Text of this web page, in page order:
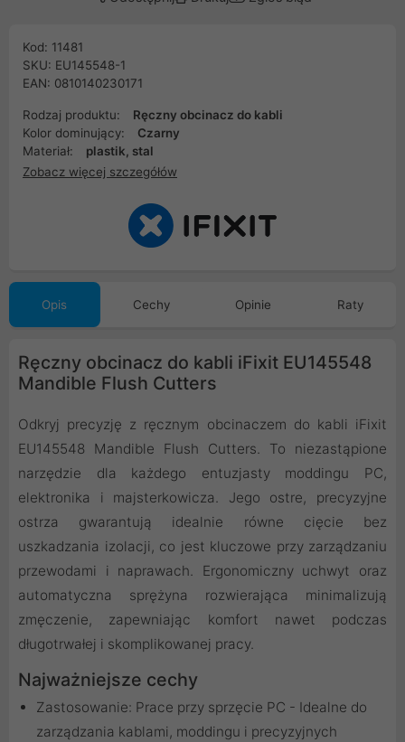
Kod: 11481
SKU: EU145548-1
EAN: 0810140230171
Rodzaj produktu:
Ręczny obcinacz do kabli
Kolor dominujący:
Czarny
Materiał:
plastik, stal
Zobacz więcej szczegółów
Opis Cechy Opinie Raty
Ręczny obcinacz do kabli iFixit EU145548
Mandible Flush Cutters
Odkryj precyzję z ręcznym obcinaczem do kabli iFixit
EU145548 Mandible Flush Cutters. To niezastąpione
narzędzie dla każdego entuzjasty moddingu PC,
elektronika i majsterkowicza. Jego ostre, precyzyjne
ostrza gwarantują idealnie równe cięcie bez
uszkadzania izolacji, co jest kluczowe przy zarządzaniu
przewodami i naprawach. Ergonomiczny uchwyt oraz
automatyczna sprężyna rozwierająca minimalizują
zmęczenie, zapewniając komfort nawet podczas
długotrwałej i skomplikowanej pracy.
Najważniejsze cechy
Zastosowanie: Prace przy sprzęcie PC - Idealne do
zarządzania kablami, moddingu i precyzyjnych